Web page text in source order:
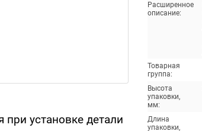
при установке детали
Расширенное
описание:
Товарная
группа:
Высота
упаковки,
мм:
Длина
упаковки,